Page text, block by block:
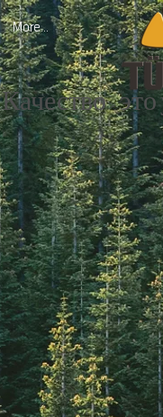
More...
Качество -